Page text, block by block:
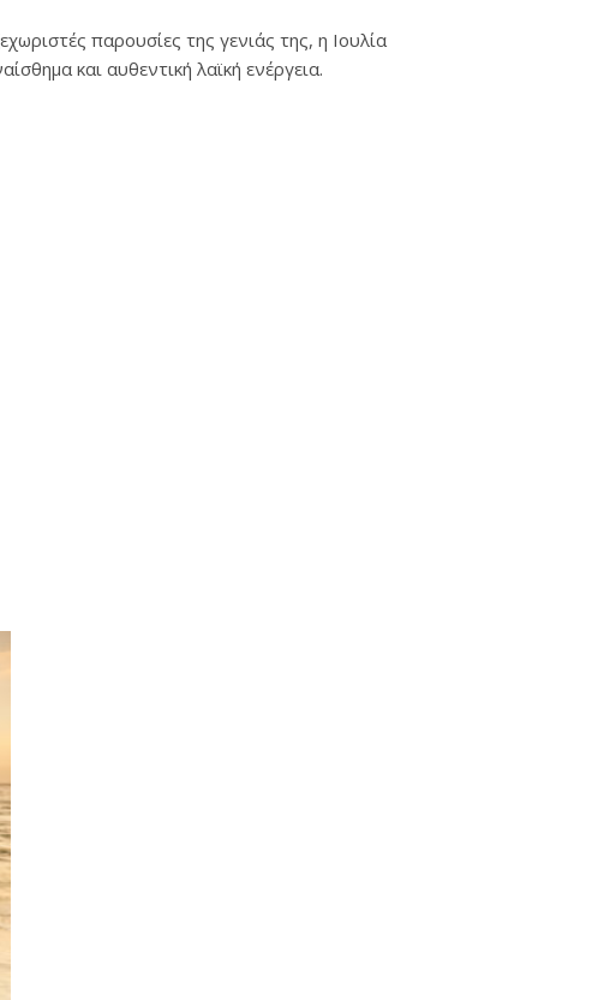
παρουσίες της γενιάς της, η Ιουλία
και αυθεντική λαϊκή ενέργεια.